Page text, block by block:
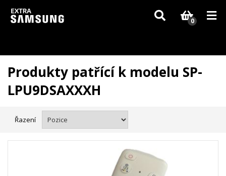
Vzhledem k aktuální situaci se může dodání dílů, které nejsou skladem,
zpozdit. Děkujeme za pochopení.
0
Produkty patřící k modelu SP-
LPU9DSAXXXH
Řazení